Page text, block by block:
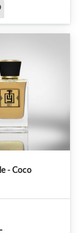
- Coco